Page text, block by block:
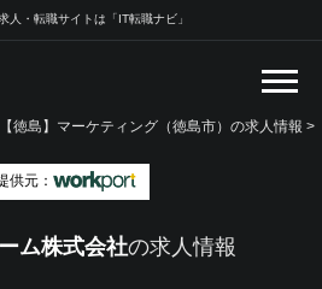
人・転職サイトは「IT転職ナビ」
【徳島】マーケティング（徳島市）の求人情報 >
供元：
ム株式会社の求人情報